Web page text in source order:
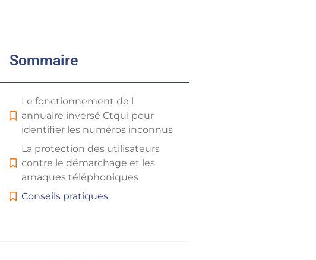
Sommaire
Le fonctionnement de l
annuaire inversé Ctqui pour
identifier les numéros inconnus
La protection des utilisateurs
contre le démarchage et les
arnaques téléphoniques
Conseils pratiques